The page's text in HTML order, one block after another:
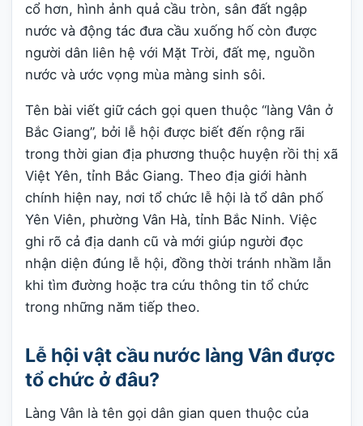
cổ hơn, hình ảnh quả cầu tròn, sân đất ngập
nước và động tác đưa cầu xuống hố còn được
người dân liên hệ với Mặt Trời, đất mẹ, nguồn
nước và ước vọng mùa màng sinh sôi.
Tên bài viết giữ cách gọi quen thuộc “làng Vân ở
Bắc Giang”, bởi lễ hội được biết đến rộng rãi
trong thời gian địa phương thuộc huyện rồi thị xã
Việt Yên, tỉnh Bắc Giang. Theo địa giới hành
chính hiện nay, nơi tổ chức lễ hội là tổ dân phố
Yên Viên, phường Vân Hà, tỉnh Bắc Ninh. Việc
ghi rõ cả địa danh cũ và mới giúp người đọc
nhận diện đúng lễ hội, đồng thời tránh nhầm lẫn
khi tìm đường hoặc tra cứu thông tin tổ chức
trong những năm tiếp theo.
Lễ hội vật cầu nước làng Vân được
tổ chức ở đâu?
Làng Vân là tên gọi dân gian quen thuộc của